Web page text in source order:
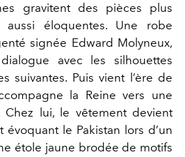
gravitent des pièces plus
éloquentes. Une robe
signée Edward Molyneux,
avec les silhouettes
suivantes. Puis vient l’ère de
la Reine vers une
Chez lui, le vêtement devient
le Pakistan lors d’un
étole jaune brodée de motifs